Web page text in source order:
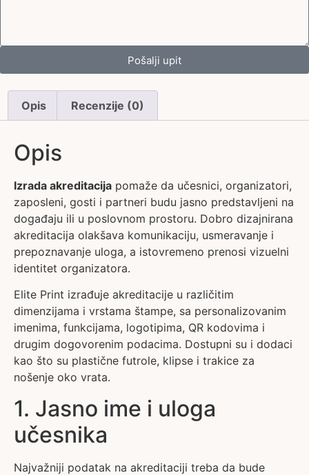
Pošalji upit
Opis Recenzije (0)
Opis
Izrada akreditacija pomaže da učesnici, organizatori,
zaposleni, gosti i partneri budu jasno predstavljeni na
događaju ili u poslovnom prostoru. Dobro dizajnirana
akreditacija olakšava komunikaciju, usmeravanje i
prepoznavanje uloga, a istovremeno prenosi vizuelni
identitet organizatora.
Elite Print izrađuje akreditacije u različitim
dimenzijama i vrstama štampe, sa personalizovanim
imenima, funkcijama, logotipima, QR kodovima i
drugim dogovorenim podacima. Dostupni su i dodaci
kao što su plastične futrole, klipse i trakice za
nošenje oko vrata.
1. Jasno ime i uloga
učesnika
Najvažniji podatak na akreditaciji treba da bude